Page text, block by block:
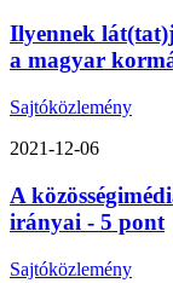
Ilyennek
a magyar
Sajtóközlemény
2021-12-06
A
irányai - 5 pont
Sajtóközlemény